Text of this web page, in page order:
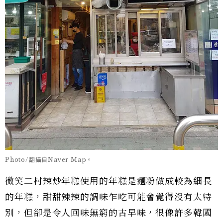
Photo/翻攝自Naver Map。
微笑二村辣炒年糕使用的年糕是麵粉做成較為細長
的年糕，甜甜辣辣的調味乍吃可能會覺得沒有太特
別，但卻是令人回味無窮的古早味，很像許多韓國